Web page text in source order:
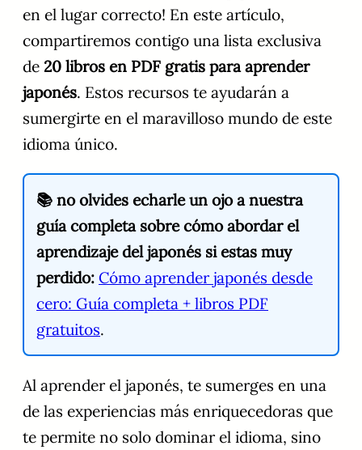
en el lugar correcto! En este artículo,
compartiremos contigo una lista exclusiva
de 20 libros en PDF gratis para aprender
japonés. Estos recursos te ayudarán a
sumergirte en el maravilloso mundo de este
idioma único.
📚 no olvides echarle un ojo a nuestra
guía completa sobre cómo abordar el
aprendizaje del japonés si estas muy
perdido: Cómo aprender japonés desde
cero: Guía completa + libros PDF
gratuitos.
Al aprender el japonés, te sumerges en una
de las experiencias más enriquecedoras que
te permite no solo dominar el idioma, sino